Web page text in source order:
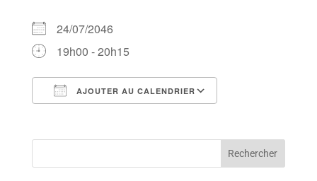
24/07/2046
19h00 - 20h15
AJOUTER AU CALENDRIER